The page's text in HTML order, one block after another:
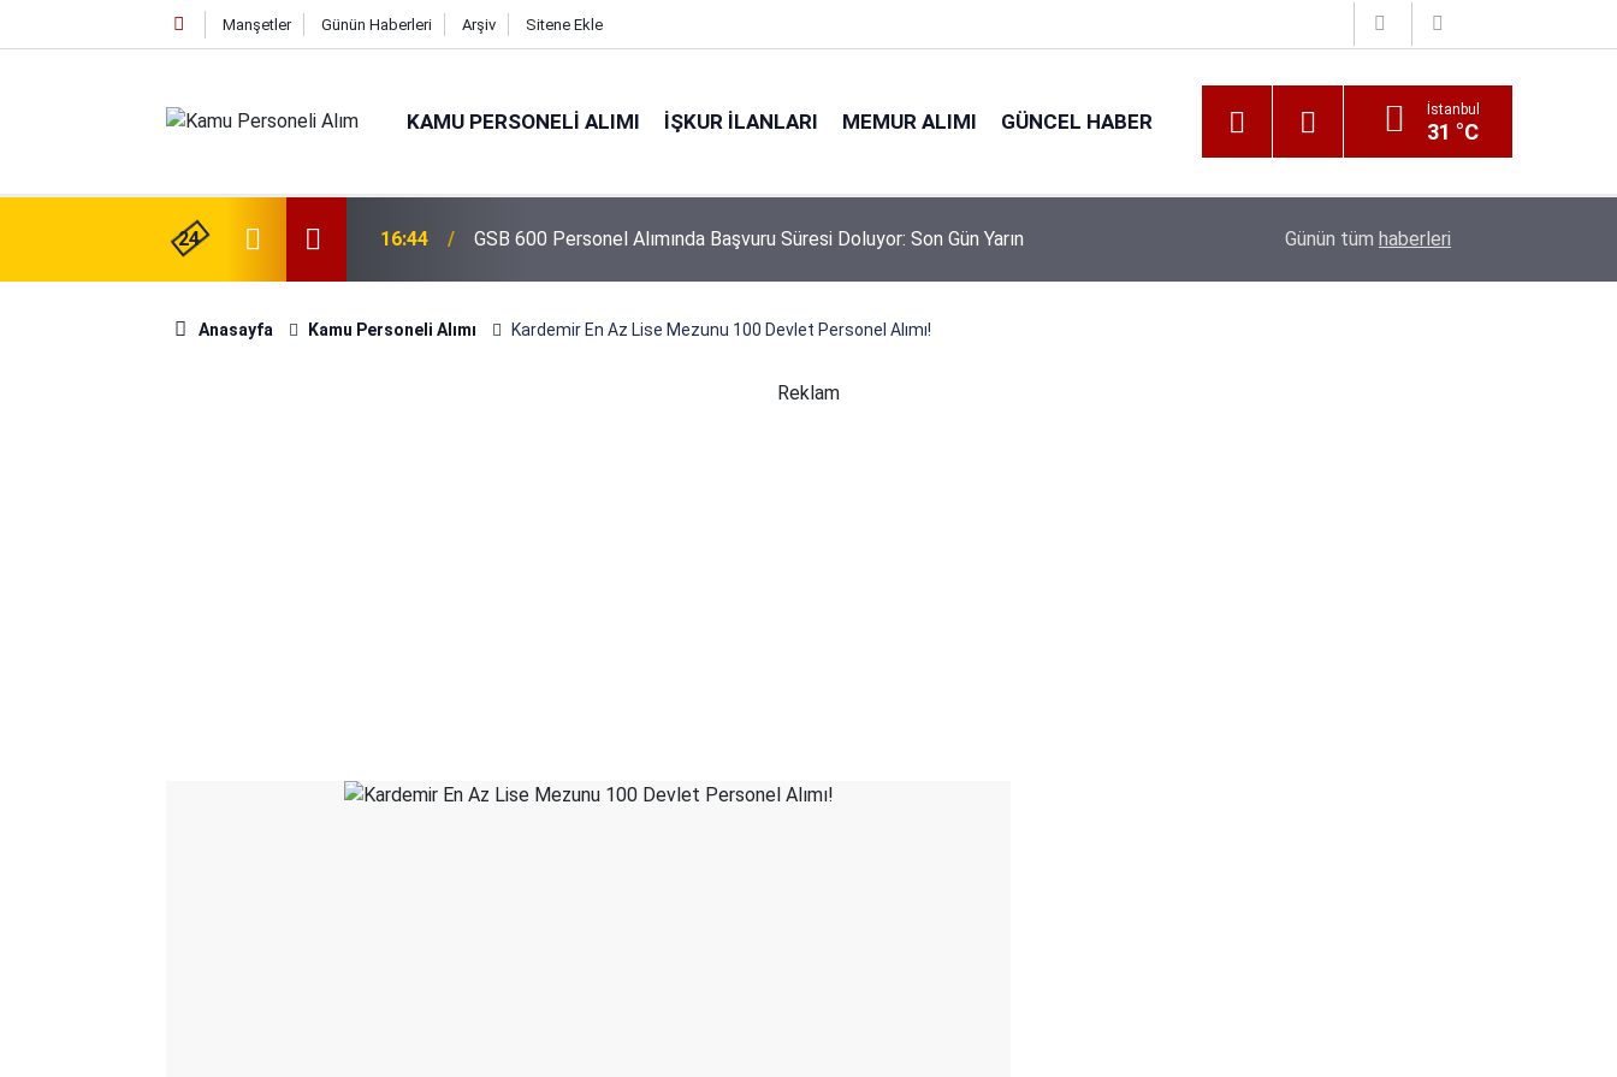
Manşetler Günün Haberleri Arşiv Sitene Ekle
KAMU PERSONELI ALIMI İŞKUR İLANLARI MEMUR ALIMI GÜNCEL HABER İstanbul
31 °C
24
Alımı Gündemde! Bakan Çiftçi Süreci
16:44 GSB 600 Personel Alımında Başvuru Süresi Doluyor: Son Gün Yarın Kıyı Emniyeti Genel Müdürlüğü 26 İşçi Alımı
Günün tüm haberleri
Anasayfa Kamu Personeli Alımı Kardemir En Az Lise Mezunu 100 Devlet Personel Alımı!
Reklam